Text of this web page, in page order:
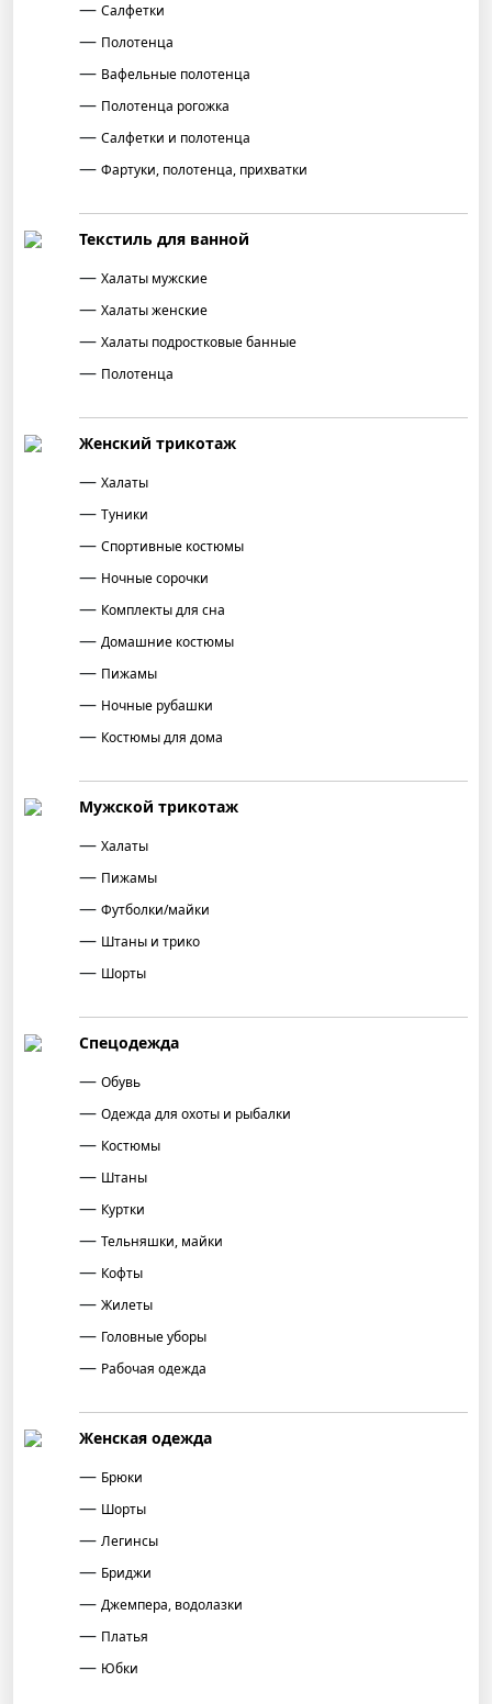
Салфетки
Полотенца
Вафельные полотенца
Полотенца рогожка
Салфетки и полотенца
Фартуки, полотенца, прихватки
Текстиль для ванной
Халаты мужские
Халаты женские
Халаты подростковые банные
Полотенца
Женский трикотаж
Халаты
Туники
Спортивные костюмы
Ночные сорочки
Комплекты для сна
Домашние костюмы
Пижамы
Ночные рубашки
Костюмы для дома
Мужской трикотаж
Халаты
Пижамы
Футболки/майки
Штаны и трико
Шорты
Спецодежда
Обувь
Одежда для охоты и рыбалки
Костюмы
Штаны
Куртки
Тельняшки, майки
Кофты
Жилеты
Головные уборы
Рабочая одежда
Женская одежда
Брюки
Шорты
Легинсы
Бриджи
Джемпера, водолазки
Платья
Юбки